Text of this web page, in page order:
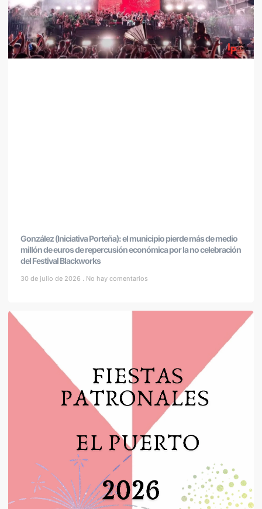
González (Iniciativa Porteña): el municipio pierde más de medio
millón de euros de repercusión económica por la no celebración
del Festival Blackworks
30 de julio de 2026 No hay comentarios